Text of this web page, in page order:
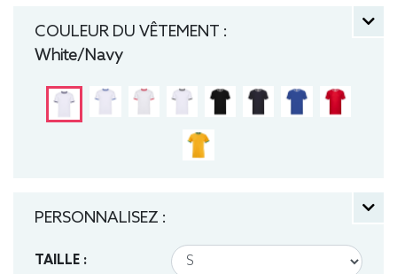
COULEUR DU VÊTEMENT :
White/Navy
PERSONNALISEZ :
TAILLE :